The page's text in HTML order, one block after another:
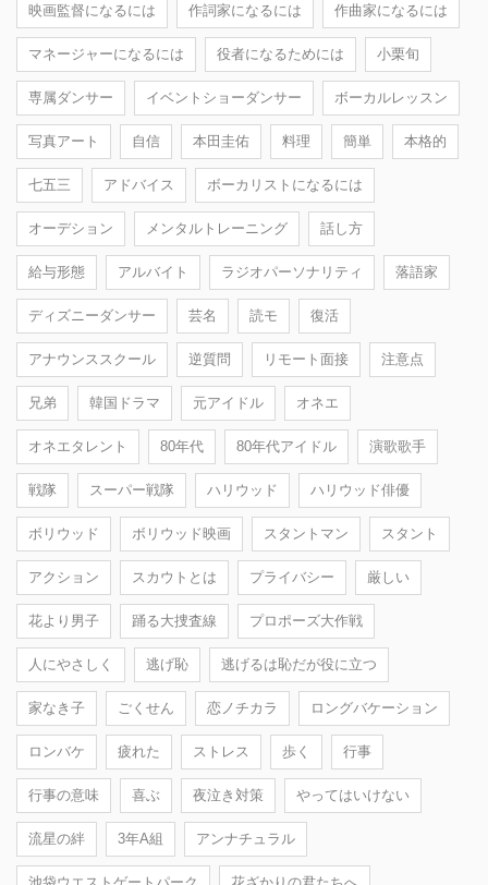
映画監督になるには 作詞家になるには 作曲家になるには
マネージャーになるには 役者になるためには 小栗旬
専属ダンサー イベントショーダンサー ボーカルレッスン
写真アート 自信 本田圭佑 料理 簡単 本格的
七五三 アドバイス ボーカリストになるには
オーデション メンタルトレーニング 話し方
給与形態 アルバイト ラジオパーソナリティ 落語家
ディズニーダンサー 芸名 読モ 復活
アナウンススクール 逆質問 リモート面接 注意点
兄弟 韓国ドラマ 元アイドル オネエ
オネエタレント 80年代 80年代アイドル 演歌歌手
戦隊 スーパー戦隊 ハリウッド ハリウッド俳優
ボリウッド ボリウッド映画 スタントマン スタント
アクション スカウトとは プライバシー 厳しい
花より男子 踊る大捜査線 プロポーズ大作戦
人にやさしく 逃げ恥 逃げるは恥だが役に立つ
家なき子 ごくせん 恋ノチカラ ロングバケーション
ロンバケ 疲れた ストレス 歩く 行事
行事の意味 喜ぶ 夜泣き対策 やってはいけない
流星の絆 3年A組 アンナチュラル